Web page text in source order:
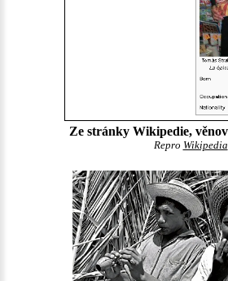
Ze stránky Wikipedie,
Repro Wikipedia